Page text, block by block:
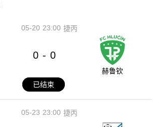
23:00
05-20 捷丙
0 - 0
赫鲁钦
已结束
23:00
05-23 捷丙